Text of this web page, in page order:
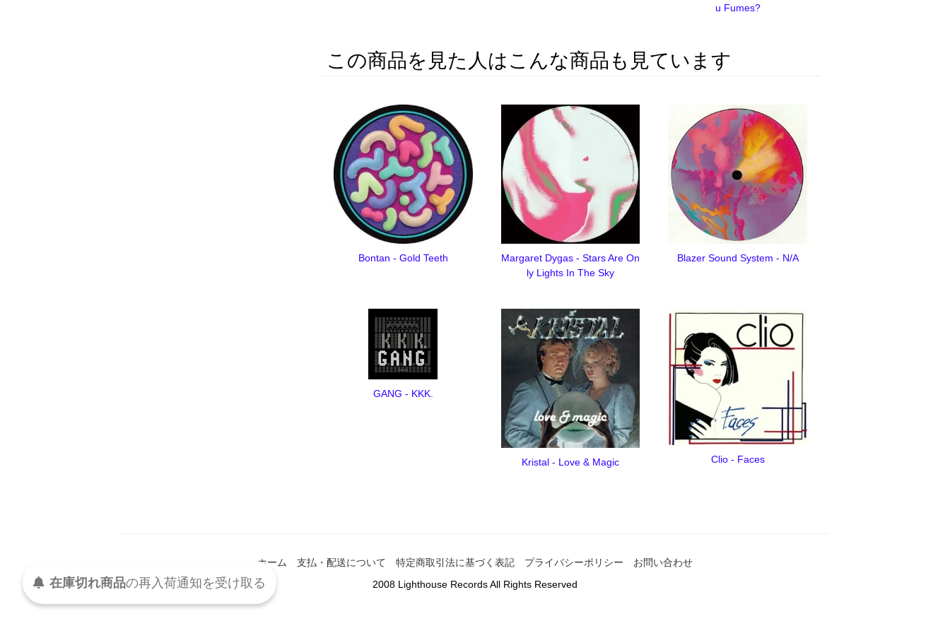
u Fumes?
この商品を見た人はこんな商品も見ています
Bontan - Gold Teeth
Margaret Dygas - Stars Are On
ly Lights In The Sky
Blazer Sound System - N/A
GANG - KKK.
Kristal - Love & Magic Clio - Faces
ホーム 支払・配送について 特定商取引法に基づく表記 プライバシーポリシー
お問い合わせ
2008 Lighthouse Records All Rights Reserved
在庫切れ商品の再入荷通知を受け取る